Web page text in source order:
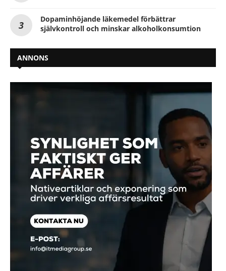
Dopaminhöjande läkemedel förbättrar
självkontroll och minskar alkoholkonsumtion
ANNONS